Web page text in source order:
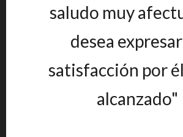
saludo muy
desea
satisfacción por
alcanzado"